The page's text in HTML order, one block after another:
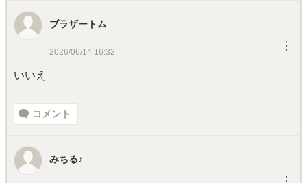
ブラザートム
2026/06/14 16:32 ︙
いいえ
コメント
みちる♪